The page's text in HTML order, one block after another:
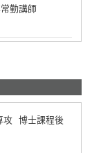
勤講師
攻 博士課程後